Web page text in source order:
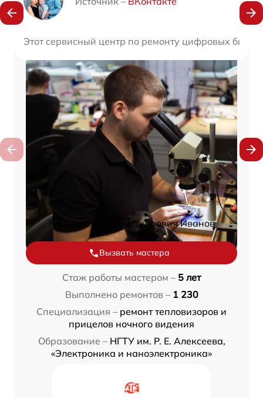
Этот сервисный центр по ремонту цифровых
Константин Александрович Иванов
Вызвать мастера
Стаж работы мастером – 5 лет
Выполнено ремонтов – 1 230
Специализация – ремонт тепловизоров и
прицелов ночного видения
Образование – НГТУ им. Р. Е. Алексеева,
«Электроника и наноэлектроника»